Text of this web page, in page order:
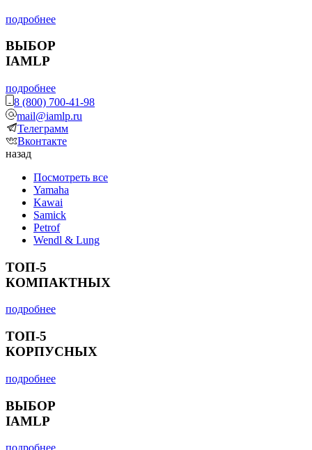
подробнее
ВЫБОР
IAMLP
подробнее
8 (800) 700-41-98
mail@iamlp.ru
Телеграмм
Вконтакте
назад
Посмотреть все
Yamaha
Kawai
Samick
Petrof
Wendl & Lung
ТОП-5
КОМПАКТНЫХ
подробнее
ТОП-5
КОРПУСНЫХ
подробнее
ВЫБОР
IAMLP